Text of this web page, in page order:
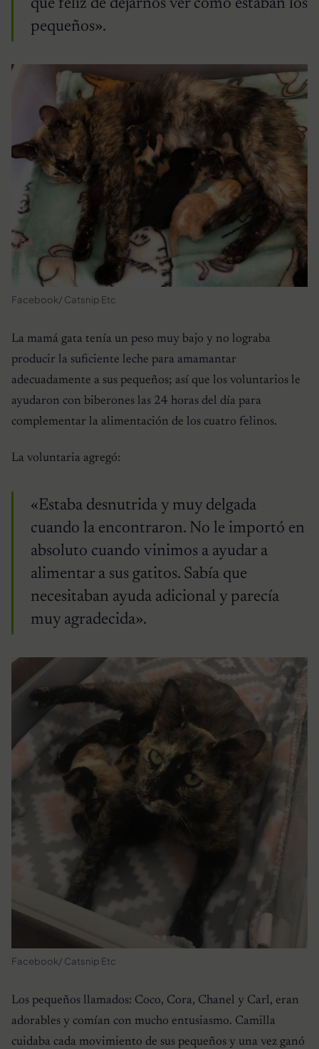
que feliz de dejarnos ver cómo estaban los
pequeños».
Facebook/ Catsnip Etc
La mamá gata tenía un peso muy bajo y no lograba
producir la suficiente leche para amamantar
adecuadamente a sus pequeños; así que los voluntarios le
ayudaron con biberones las 24 horas del día para
complementar la alimentación de los cuatro felinos.
La voluntaria agregó:
«Estaba desnutrida y muy delgada
cuando la encontraron. No le importó en
absoluto cuando vinimos a ayudar a
alimentar a sus gatitos. Sabía que
necesitaban ayuda adicional y parecía
muy agradecida».
Facebook/ Catsnip Etc
Los pequeños llamados: Coco, Cora, Chanel y Carl, eran
adorables y comían con mucho entusiasmo. Camilla
cuidaba cada movimiento de sus pequeños y una vez ganó